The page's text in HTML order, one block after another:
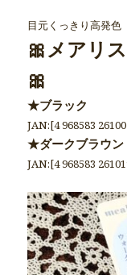
目元くっきり高発色
🎀メアリ
🎀
★ブラック
JAN:[4 968583
★ダークブラウン
JAN:[4 968583